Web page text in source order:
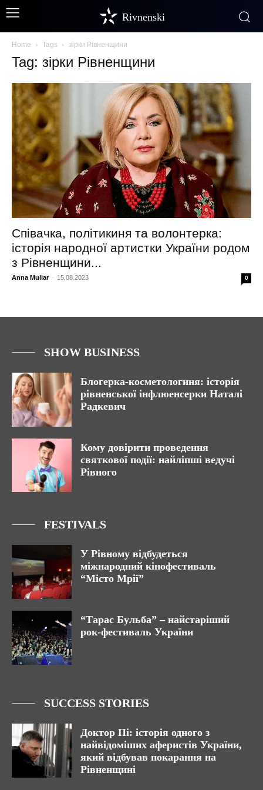
Rivnenski
Home Tags зірки Рівненщини
Tag: зірки Рівненщини
Співачка, політикиня та волонтерка:
історія народної артистки України родом
з Рівненщини...
Anna Muliar - 15.08.2023 0
SHOW BUSINESS
Блогерка-косметологиня: історія
рівненської інфлюенсерки Наталі
Радкевич
Кому довірити проведення
святкової події: найліпші ведучі
Рівного
FESTIVALS
У Рівному відбудеться
міжнародний кінофестиваль
“Місто Мрії”
“Тарас Бульба” – найстаріший
рок-фестиваль України
SUCCESS STORIES
Доктор Пі: історія одного з
найвідоміших аферистів України,
який відбував покарання на
Рівненщині